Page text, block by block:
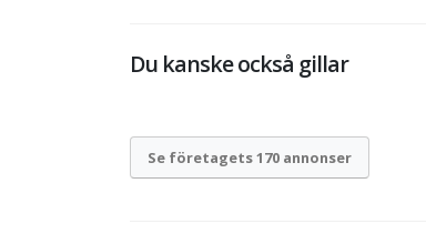
Du kanske också gillar
Se företagets 170 annonser